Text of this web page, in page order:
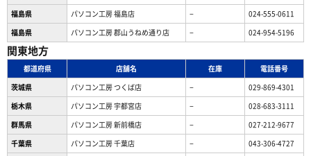
福島県
パソコン工房 福島店 −
024-555-0611
福島県
パソコン工房 郡山うねめ通り店 − 024-954-5196
関東地方
都道府県 店舗名 在庫
電話番号
茨城県
パソコン工房 つくば店 −
029-869-4301
栃木県
パソコン工房 宇都宮店 −
028-683-3111
群馬県
パソコン工房 新前橋店 −
027-212-9677
千葉県
パソコン工房 千葉店 −
043-306-4727